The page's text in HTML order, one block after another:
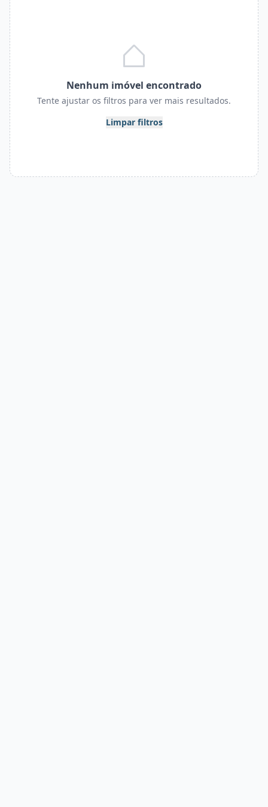
Nenhum imóvel encontrado
Tente ajustar os filtros para ver mais resultados.
Limpar filtros